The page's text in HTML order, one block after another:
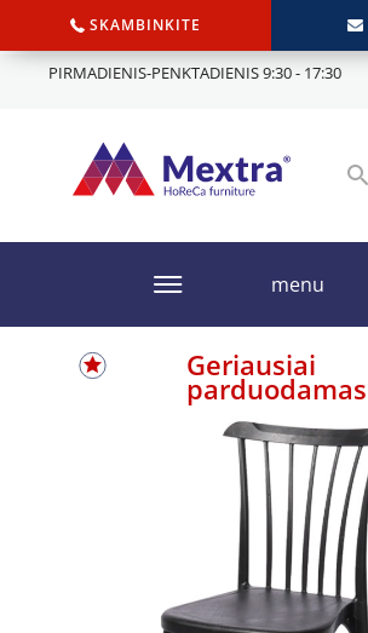
SKAMBINKITE
PIRMADIENIS-PENKTADIENIS 9:30 - 17:30
menu
Geriausiai
parduodamas